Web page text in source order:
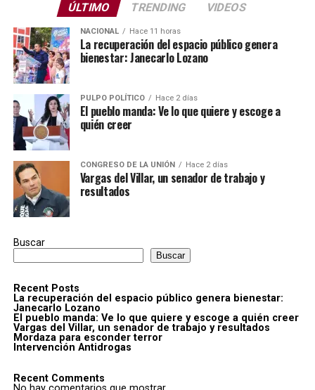
ÚLTIMO TRENDING VIDEOS
NACIONAL Hace 11 horas
La recuperación del espacio público genera
bienestar: Janecarlo Lozano
PULPO POLÍTICO Hace 2 días
El pueblo manda: Ve lo que quiere y escoge a
quién creer
CONGRESO DE LA UNIÓN Hace 2 días
Vargas del Villar, un senador de trabajo y
resultados
Buscar
Buscar
Recent Posts
La recuperación del espacio público genera bienestar:
Janecarlo Lozano
El pueblo manda: Ve lo que quiere y escoge a quién creer
Vargas del Villar, un senador de trabajo y resultados
Mordaza para esconder terror
Intervención Antidrogas
Recent Comments